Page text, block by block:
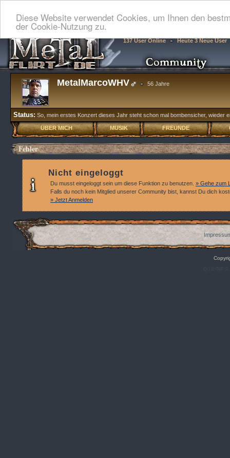
Diese Website verwendet Cookies, um Ihnen den
der Cookie-Nutzung zu.
137 User Online Heute 3 Neue User
MetalMarcoWHV 56 Jahre
Status: So, mein erstes Konzert dieses Jahr steht schon mal bombensicher,
ÜBER MICH MUSIK FREUNDE
Fehler
Nicht eingeloggt
Du musst eingeloggt sein um diese Funktion zu benutzen. » Gehe zum
Falls du noch kein Mitglied unserer Community bist, kannst Du dich
» Jetzt Anmelden